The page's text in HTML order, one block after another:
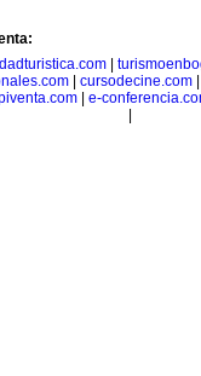
|
| cursodecine.com
e-